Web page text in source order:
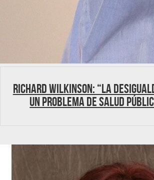
Richard Wilkinson: “La
un problema de salud